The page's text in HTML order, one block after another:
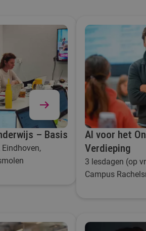
– Basis
AI voor het
Verdieping
3 lesdagen (op
Campus